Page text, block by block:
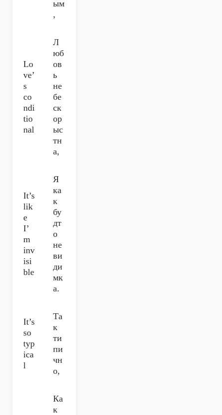
ым
,
Lo
ve’
s
co
ndi
tio
nal
Л
юб
ов
ь
не
бе
ск
ор
ыс
тн
а,
It’s
lik
e
I’
m
inv
isi
ble
Я
ка
к
бу
дт
о
не
ви
ди
мк
а.
It’s
so
typ
ica
l
Та
к
ти
пи
чн
о,
Ка
к